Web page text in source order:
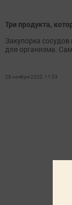
Три продукта,
Закупорка
для организма.
29 ноября 2020, 11:03